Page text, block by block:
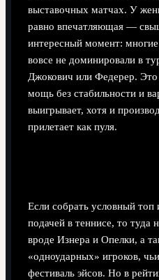
выставочных матчах. У
равно впечатляющая —
интересный момент:
вовсе не доминировали в
Джокович или Федерер. Это
мощь без стабильности и
выигрывает, хотя и
прилетает как пуля.
Если собрать условный топ
подачей в теннисе, то туда
вроде Изнера и Опелки, а
«одноударных» игроков,
фестиваль эйсов. Но в